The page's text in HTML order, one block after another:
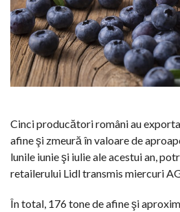
Cinci producători români au
afine şi zmeură în valoare de
lunile iunie şi iulie ale acestui an,
retailerului Lidl transmis miercuri
În total, 176 tone de afine şi